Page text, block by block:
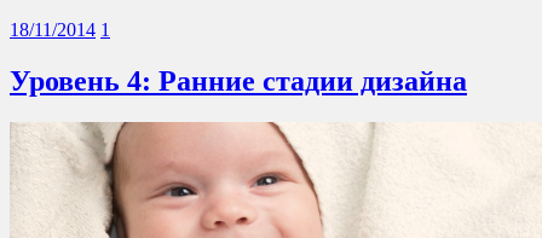
18/11/2014 1
Уровень 4: Ранние стадии дизайна